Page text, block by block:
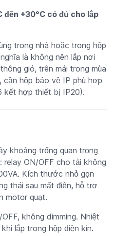
đến +30°C có đủ cho lắp
trong nhà hoặc trong hộp
là không nên lắp nơi
gió, trên mái trong mùa
cần hộp bảo vệ IP phù hợp
kết hợp thiết bị IP20).
khoảng trống quan trọng
relay ON/OFF cho tải không
Kích thước nhỏ gọn
thái sau mất điện, hỗ trợ
motor quạt.
không dimming. Nhiệt
lắp trong hộp điện kín.